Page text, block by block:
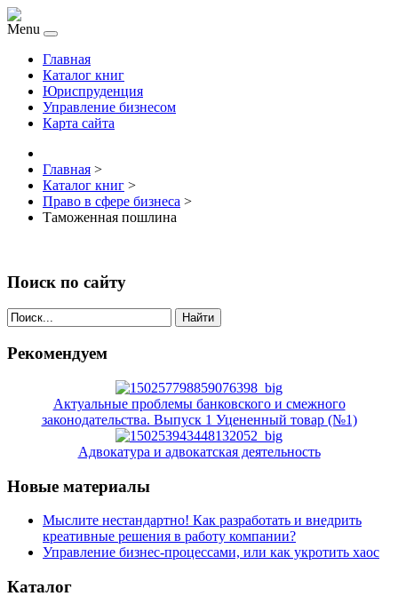
Menu
Главная
Каталог книг
Юриспруденция
Управление бизнесом
Карта сайта
Главная >
Каталог книг >
Право в сфере бизнеса >
Таможенная пошлина
Поиск по сайту
Найти
Рекомендуем
Актуальные проблемы банковского и смежного
законодательства. Выпуск 1 Уцененный товар (№1)
Адвокатура и адвокатская деятельность
Новые материалы
Мыслите нестандартно! Как разработать и внедрить
креативные решения в работу компании?
Управление бизнес-процессами, или как укротить хаос
Каталог